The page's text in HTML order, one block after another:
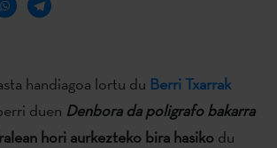
handiagoa lortu du Berri Txarrak
duen Denbora da poligrafo bakarra
hori aurkezteko bira hasiko du